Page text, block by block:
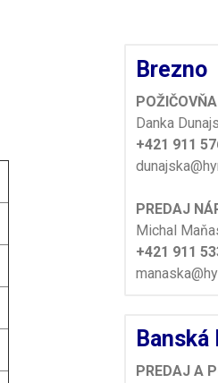
Brezno
Danka
+421 911
PREDAJ
Michal
+421 911
PREDAJ A